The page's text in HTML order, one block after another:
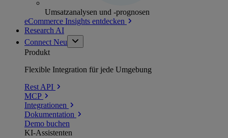
Umsatzanalysen und -prognosen
eCommerce Insights entdecken
Research AI
Connect Neu
Produkt
Flexible Integration für jede Umgebung
Rest API
MCP
Integrationen
Dokumentation
Demo buchen
KI-Assistenten